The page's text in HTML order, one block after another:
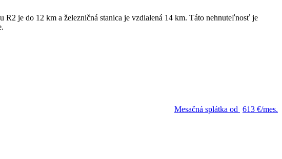
je do 12 km a železničná stanica je vzdialená 14 km. Táto nehnuteľnosť je
Mesačná splátka od 613 €/mes.